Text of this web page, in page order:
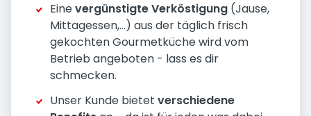
Einevergünstigte Verköstigung (Jause,
Mittagessen,...) aus der täglich frisch
gekochten Gourmetküche wird vom
Betrieb angeboten - lass es dir
schmecken.
Unser Kunde bietet verschiedene